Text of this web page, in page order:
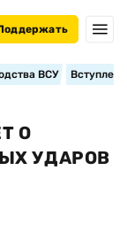
ВСУ
О
УДАРОВ